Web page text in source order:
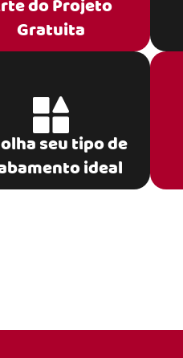
do Projeto
Gratuita
seu tipo de
ideal